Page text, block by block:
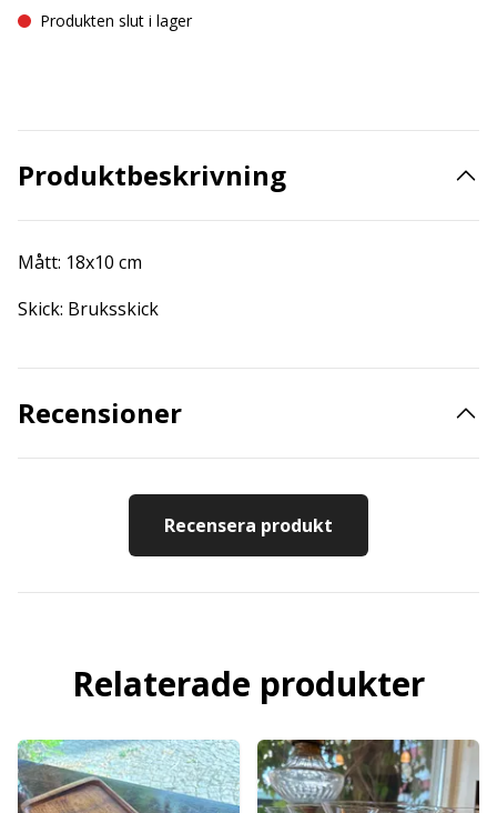
Produkten slut i lager
Produktbeskrivning
Mått: 18x10 cm
Skick: Bruksskick
Recensioner
Recensera produkt
Relaterade produkter